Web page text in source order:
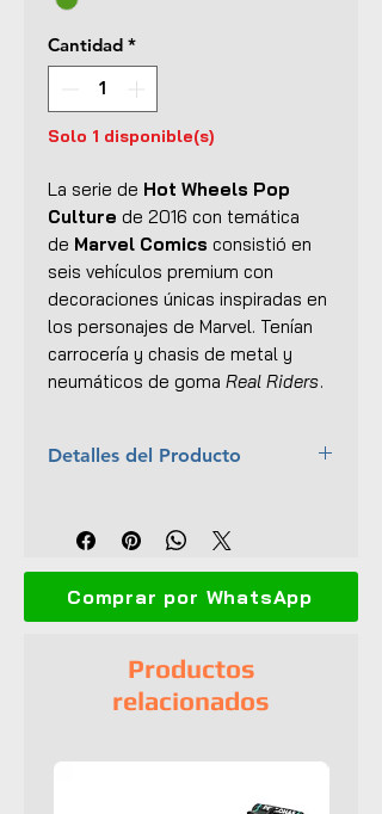
Cantidad *
Solo 1 disponible(s)
La serie de Hot Wheels Pop
Culture de 2016 con temática
de Marvel Comics consistió en
seis vehículos premium con
decoraciones únicas inspiradas en
los personajes de Marvel. Tenían
carrocería y chasis de metal y
neumáticos de goma Real Riders.
Detalles del Producto
Escala:1:64
Colección:Pop Culture - Marvel
Comics
Material:Cuerpo y base de
Llantas de goma
Empaque original
Comprar por WhatsApp
Productos
relacionados